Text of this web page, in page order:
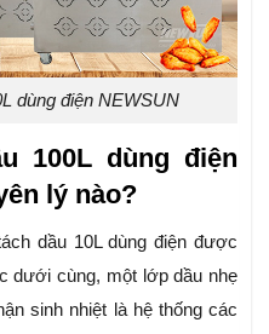
dùng điện NEWSUN
100L dùng điện
lý nào?
dầu 10L dùng điện được
dưới cùng, một lớp dầu nhẹ
sinh nhiệt là hệ thống các